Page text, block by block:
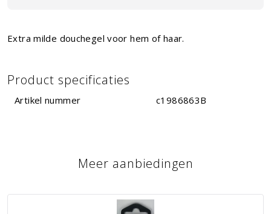
Extra milde douchegel voor hem of haar.
Product specificaties
Artikel nummer c1986863B
Meer aanbiedingen